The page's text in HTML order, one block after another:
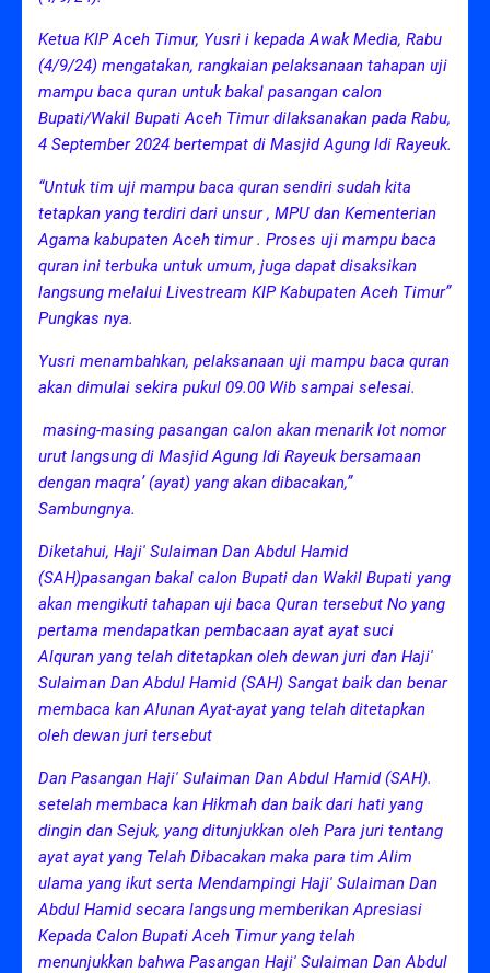
Ketua KIP Aceh Timur, Yusri i kepada Awak Media, Rabu
(4/9/24) mengatakan, rangkaian pelaksanaan tahapan uji
mampu baca quran untuk bakal pasangan calon
Bupati/Wakil Bupati Aceh Timur dilaksanakan pada Rabu,
4 September 2024 bertempat di Masjid Agung Idi Rayeuk.
“Untuk tim uji mampu baca quran sendiri sudah kita
tetapkan yang terdiri dari unsur , MPU dan Kementerian
Agama kabupaten Aceh timur . Proses uji mampu baca
quran ini terbuka untuk umum, juga dapat disaksikan
langsung melalui Livestream KIP Kabupaten Aceh Timur”
Pungkas nya.
Yusri menambahkan, pelaksanaan uji mampu baca quran
akan dimulai sekira pukul 09.00 Wib sampai selesai.
masing-masing pasangan calon akan menarik lot nomor
urut langsung di Masjid Agung Idi Rayeuk bersamaan
dengan maqra’ (ayat) yang akan dibacakan,”
Sambungnya.
Diketahui, Haji' Sulaiman Dan Abdul Hamid
(SAH)pasangan bakal calon Bupati dan Wakil Bupati yang
akan mengikuti tahapan uji baca Quran tersebut No yang
pertama mendapatkan pembacaan ayat ayat suci
Alquran yang telah ditetapkan oleh dewan juri dan Haji'
Sulaiman Dan Abdul Hamid (SAH) Sangat baik dan benar
membaca kan Alunan Ayat-ayat yang telah ditetapkan
oleh dewan juri tersebut
Dan Pasangan Haji' Sulaiman Dan Abdul Hamid (SAH).
setelah membaca kan Hikmah dan baik dari hati yang
dingin dan Sejuk, yang ditunjukkan oleh Para juri tentang
ayat ayat yang Telah Dibacakan maka para tim Alim
ulama yang ikut serta Mendampingi Haji' Sulaiman Dan
Abdul Hamid secara langsung memberikan Apresiasi
Kepada Calon Bupati Aceh Timur yang telah
menunjukkan bahwa Pasangan Haji' Sulaiman Dan Abdul